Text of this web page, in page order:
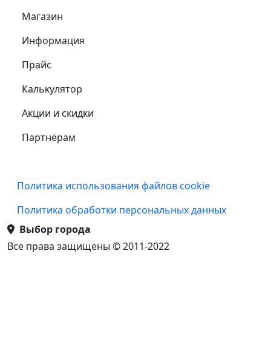
Магазин
Информация
Прайс
Калькулятор
Акции и скидки
Партнёрам
Подвал
Политика использования файлов cookie
Политика обработки персональных данных
Выбор города
Все права защищены © 2011-2022